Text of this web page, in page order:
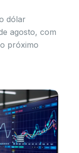
dólar
agosto, com
próximo